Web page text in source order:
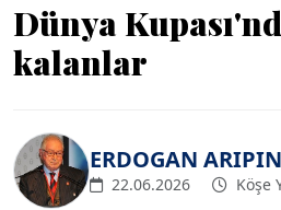
Dünya
kalanlar
ERDOGAN
22.06.2026 Köşe